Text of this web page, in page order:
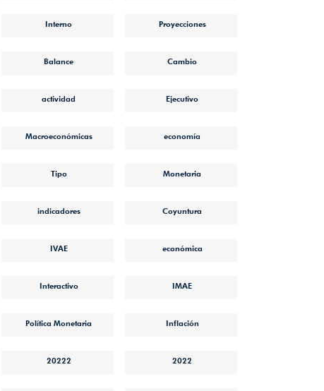
Interno Proyecciones
Balance Cambio
actividad Ejecutivo
Macroeconómicas economía
Tipo Monetaria
indicadores Coyuntura
IVAE económica
Interactivo IMAE
Política Monetaria Inflación
20222 2022